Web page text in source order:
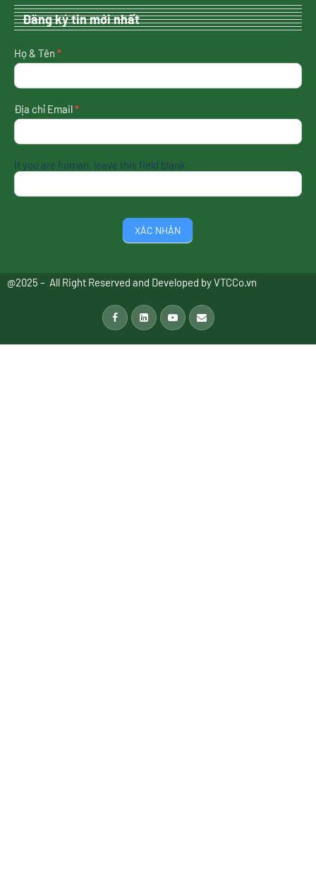
Đăng ký tin mới nhất
nhận
tin
nhất
Họ & Tên *
Địa chỉ Email*
If you are human, leave this field blank.
XÁC NHẬN
@2025 – All Right Reserved and Developed byVTCCo.vn